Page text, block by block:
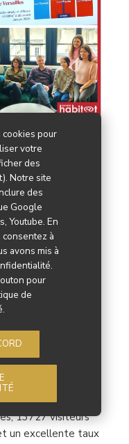
pour
votre
des
Notre site
des
Google
Youtube. En
à
avons mis à
pour
de
plus
de
, MOBILIER
ses
vive pour que ce
président, et
à la presse
- les grandes
12e édition. - En
tous les
13727 visiteurs
un excellente taux